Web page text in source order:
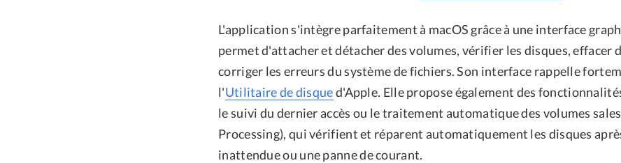
L'application s'intègre parfaitement à macOS grâce à une interface
permet d'attacher et détacher des volumes, vérifier les disques, effacer
corriger les erreurs du système de fichiers. Son interface rappelle
l'Utilitaire de disqued'Apple. Elle propose également des
le suivi du dernier accès ou le traitement automatique des volumes
Processing), qui vérifient et réparent automatiquement les disques
inattendue ou une panne de courant.